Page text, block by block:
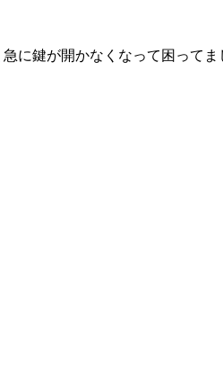
急に鍵が開かなくなって困って